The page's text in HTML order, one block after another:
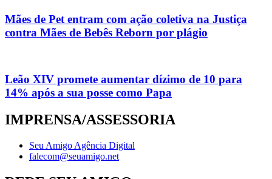
Mães de Pet entram com ação coletiva na Justiça
contra Mães de Bebês Reborn por plágio
Leão XIV promete aumentar dízimo de 10 para
14% após a sua posse como Papa
IMPRENSA/ASSESSORIA
Seu Amigo Agência Digital
falecom@seuamigo.net